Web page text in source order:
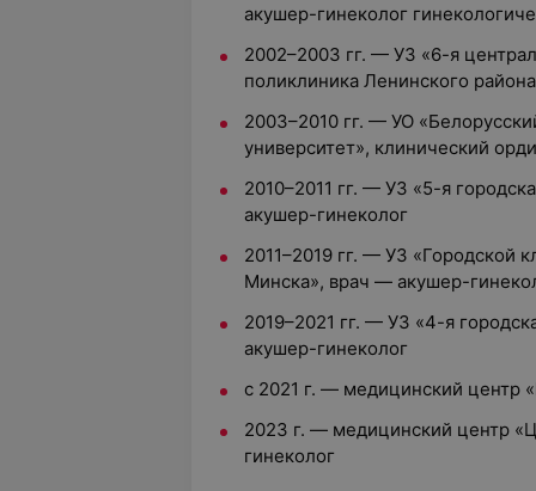
акушер-гинеколог
2002–2003 гг. — УЗ «6-я
поликлиника Ленинского
2003–2010 гг. — УО
университет», клинический
2010–2011 гг. — УЗ «5-я
акушер-гинеколог
2011–2019 гг. — УЗ «Городской
Минска», врач — акушер-
2019–2021 гг. — УЗ «4-я
акушер-гинеколог
с 2021 г. — медицинский центр
2023 г. — медицинский центр
гинеколог